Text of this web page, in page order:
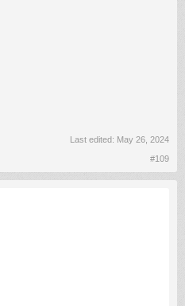
Last edited: May 26, 2024
#109